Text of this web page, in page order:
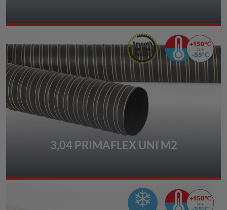
3,04 PRIMAFLEX UNI M2